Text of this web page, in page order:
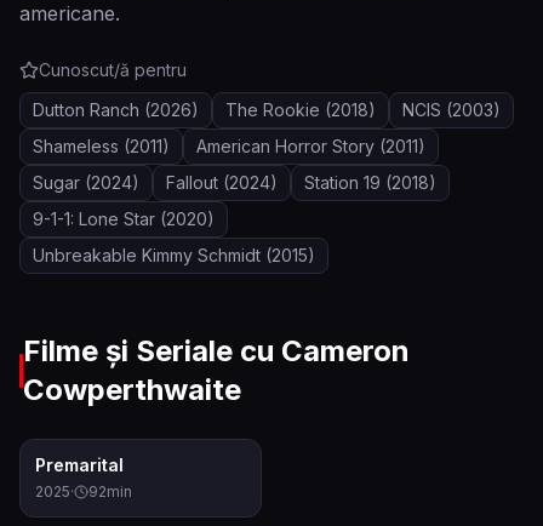
americane.
Cunoscut/ă pentru
Dutton Ranch (2026) The Rookie (2018) NCIS (2003)
Shameless (2011) American Horror Story (2011)
Sugar (2024) Fallout (2024) Station 19 (2018)
9-1-1: Lone Star (2020)
Unbreakable Kimmy Schmidt (2015)
Filme și Seriale cu Cameron
Cowperthwaite
Premarital
2025· 92min